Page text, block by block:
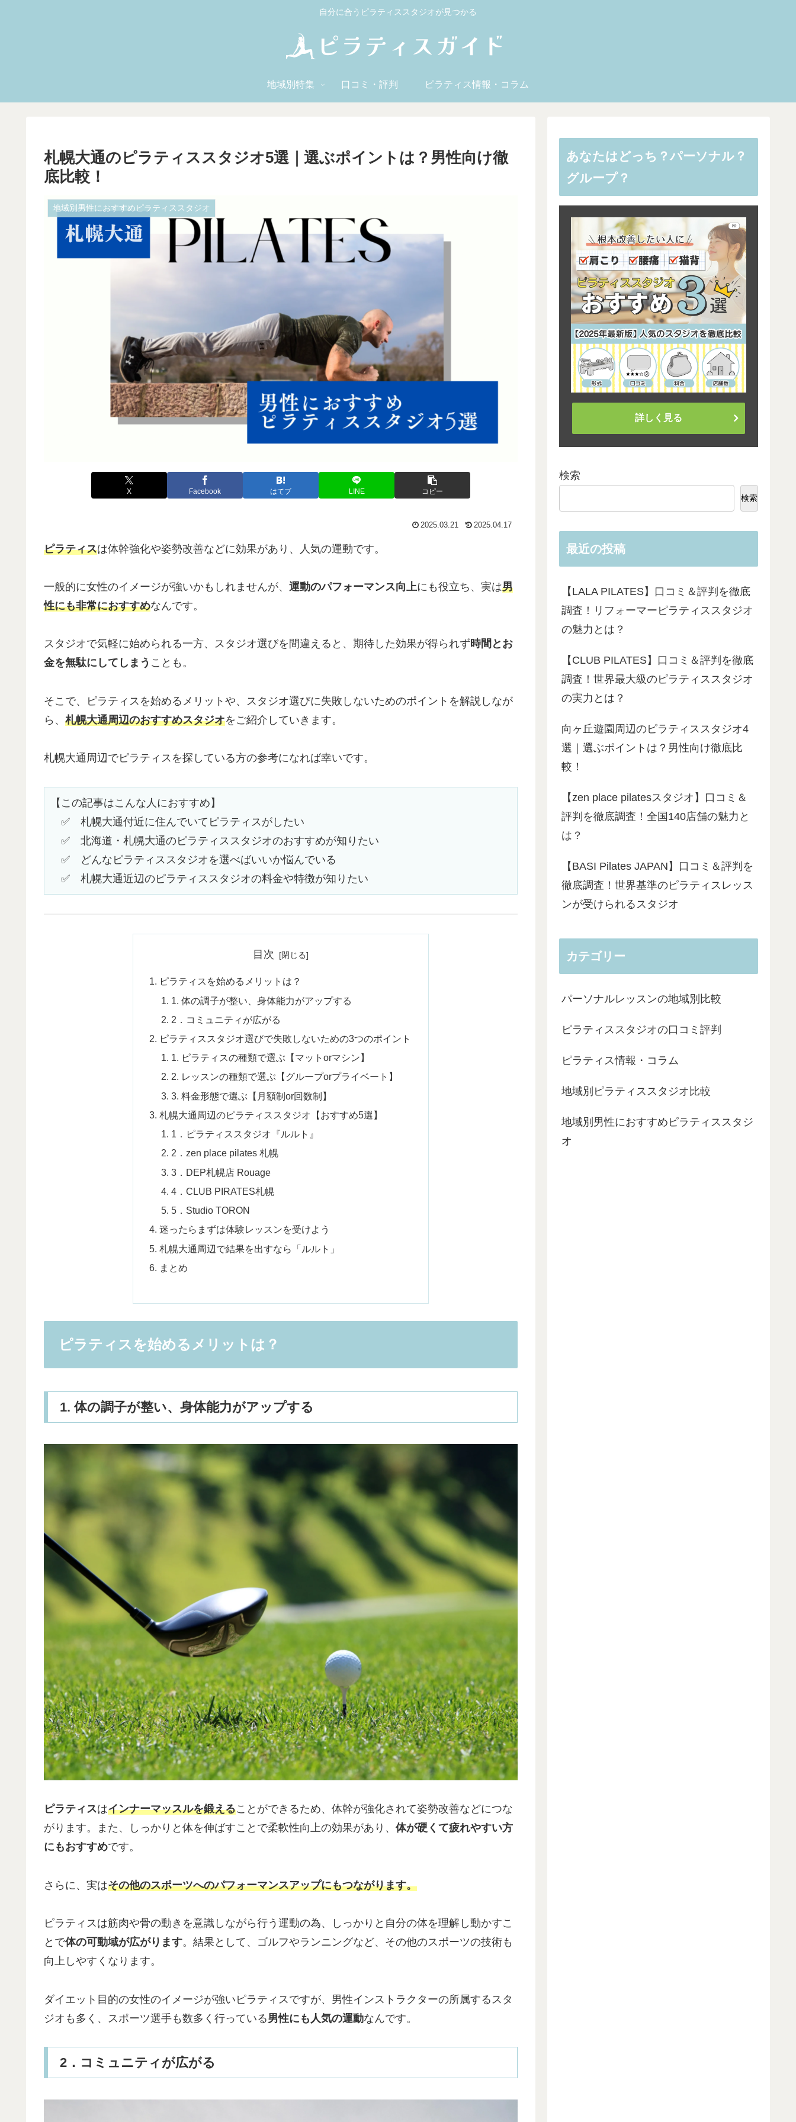
自分に合うピラティススタジオが見つかる
地域別特集 口コミ・評判 ピラティス情報・コラム
札幌大通のピラティススタジオ5選｜選ぶポイントは？男性向け徹
底比較！
地域別男性におすすめピラティススタジオ
X Facebook はてブ LINE コピー
2025.03.21 2025.04.17
ピラティスは体幹強化や姿勢改善などに効果があり、人気の運動です。
一般的に女性のイメージが強いかもしれませんが、 運動のパフォーマンス向上にも役立ち、実は男
性にも非常におすすめなんです。
スタジオで気軽に始められる一方、スタジオ選びを間違えると、期待した効果が得られず時間とお
金を無駄にしてしまう ことも。
そこで、ピラティスを始めるメリットや、スタジオ選びに失敗しないためのポイントを解説しなが
ら、 札幌大通周辺のおすすめスタジオをご紹介していきます。
札幌大通周辺でピラティスを探している方の参考になれば幸いです。
【この記事はこんな人におすすめ】
✅　札幌大通付近に住んでいてピラティスがしたい
✅　北海道・札幌大通のピラティススタジオのおすすめが知りたい
✅　どんなピラティススタジオを選べばいいか悩んでいる
✅　札幌大通近辺のピラティススタジオの料金や特徴が知りたい
目次
ピラティスを始めるメリットは？
1. 体の調子が整い、身体能力がアップする
2．コミュニティが広がる
ピラティススタジオ選びで失敗しないための3つのポイント
1. ピラティスの種類で選ぶ【マットorマシン】
2. レッスンの種類で選ぶ【グループorプライベート】
3. 料金形態で選ぶ【月額制or回数制】
札幌大通周辺のピラティススタジオ【おすすめ5選】
1．ピラティススタジオ『ルルト』
2．zen place pilates 札幌
3．DEP札幌店 Rouage
4．CLUB PIRATES札幌
5．Studio TORON
迷ったらまずは体験レッスンを受けよう
札幌大通周辺で結果を出すなら「ルルト」
まとめ
ピラティスを始めるメリットは？
1. 体の調子が整い、身体能力がアップする
ピラティスはインナーマッスルを鍛えることができるため、体幹が強化されて姿勢改善などにつな
がります。また、しっかりと体を伸ばすことで柔軟性向上の効果があり、 体が硬くて疲れやすい方
にもおすすめです。
さらに、実はその他のスポーツへのパフォーマンスアップにもつながります。
ピラティスは筋肉や骨の動きを意識しながら行う運動の為、しっかりと自分の体を理解し動かすこ
とで体の可動域が広がります。結果として、ゴルフやランニングなど、その他のスポーツの技術も
向上しやすくなります。
ダイエット目的の女性のイメージが強いピラティスですが、男性インストラクターの所属するスタ
ジオも多く、スポーツ選手も数多く行っている男性にも人気の運動なんです。
2．コミュニティが広がる
あなたはどっち？パーソナル？
グループ？
詳しく見る
検索
検索
最近の投稿
【LALA PILATES】口コミ＆評判を徹底
調査！リフォーマーピラティススタジオ
の魅力とは？
【CLUB PILATES】口コミ＆評判を徹底
調査！世界最大級のピラティススタジオ
の実力とは？
向ヶ丘遊園周辺のピラティススタジオ4
選｜選ぶポイントは？男性向け徹底比
較！
【zen place pilatesスタジオ】口コミ＆
評判を徹底調査！全国140店舗の魅力と
は？
【BASI Pilates JAPAN】口コミ＆評判を
徹底調査！世界基準のピラティスレッス
ンが受けられるスタジオ
カテゴリー
パーソナルレッスンの地域別比較
ピラティススタジオの口コミ評判
ピラティス情報・コラム
地域別ピラティススタジオ比較
地域別男性におすすめピラティススタジ
オ